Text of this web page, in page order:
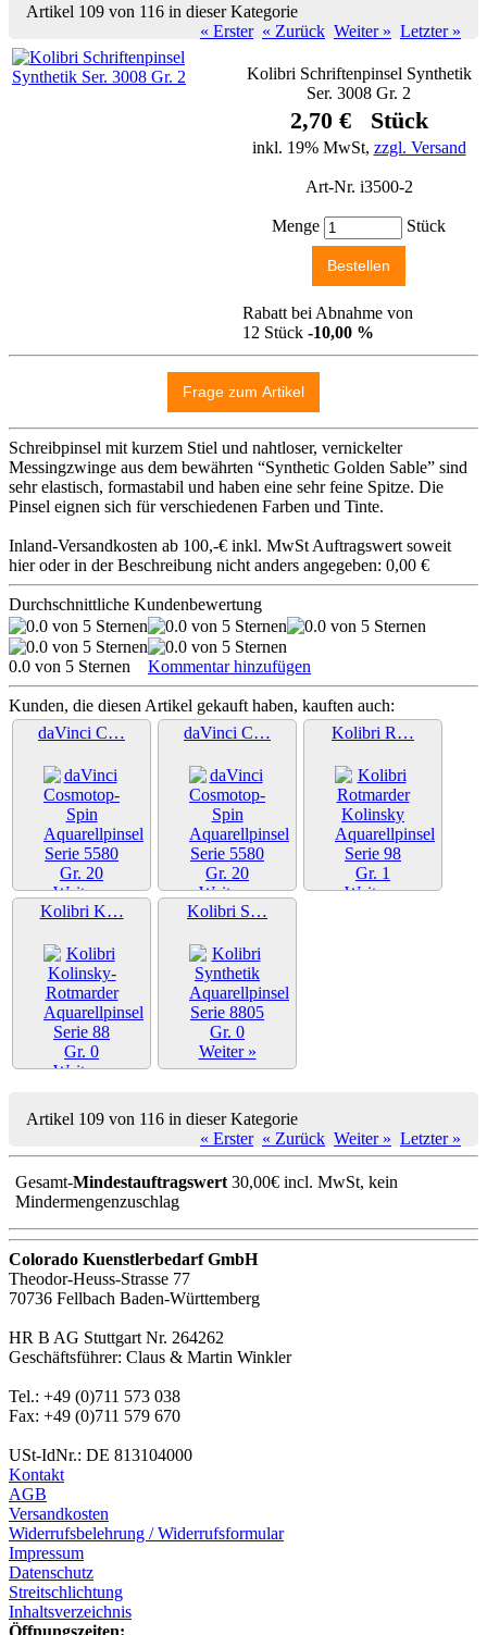
Artikel 109 von 116 in dieser Kategorie
« Erster « Zurück Weiter » Letzter »
Kolibri Schriftenpinsel Synthetik
Ser. 3008 Gr. 2
2,70 € Stück
inkl. 19% MwSt, zzgl. Versand
Art-Nr. i3500-2
Menge Stück
Rabatt bei Abnahme von
12 Stück -10,00 %
Schreibpinsel mit kurzem Stiel und nahtloser, vernickelter
Messingzwinge aus dem bewährten “Synthetic Golden Sable” sind
sehr elastisch, formastabil und haben eine sehr feine Spitze. Die
Pinsel eignen sich für verschiedenen Farben und Tinte.
Inland-Versandkosten ab 100,-€ inkl. MwSt Auftragswert soweit
hier oder in der Beschreibung nicht anders angegeben: 0,00 €
Durchschnittliche Kundenbewertung
0.0 von 5 Sternen Kommentar hinzufügen
Kunden, die diesen Artikel gekauft haben, kauften auch:
daVinci C…
Weiter »
daVinci C…
Weiter »
Kolibri R…
Weiter »
Kolibri K…
Weiter »
Kolibri S…
Weiter »
Artikel 109 von 116 in dieser Kategorie
« Erster « Zurück Weiter » Letzter »
Gesamt-Mindestauftragswert30,00€ incl. MwSt, kein
Mindermengenzuschlag
Colorado Kuenstlerbedarf GmbH
Theodor-Heuss-Strasse 77
70736 Fellbach Baden-Württemberg
HR B AG Stuttgart Nr. 264262
Geschäftsführer: Claus & Martin Winkler
Tel.: +49 (0)711 573 038
Fax: +49 (0)711 579 670
USt-IdNr.: DE 813104000
Kontakt
AGB
Versandkosten
Widerrufsbelehrung / Widerrufsformular
Impressum
Datenschutz
Streitschlichtung
Inhaltsverzeichnis
Öffnungszeiten: